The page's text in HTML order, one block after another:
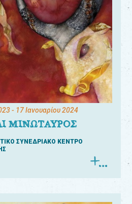
- 17 Ιανουαρίου 2024
ΜΙΝΩΤΑΥΡΟΣ
ΣΥΝΕΔΡΙΑΚΟ ΚΕΝΤΡΟ